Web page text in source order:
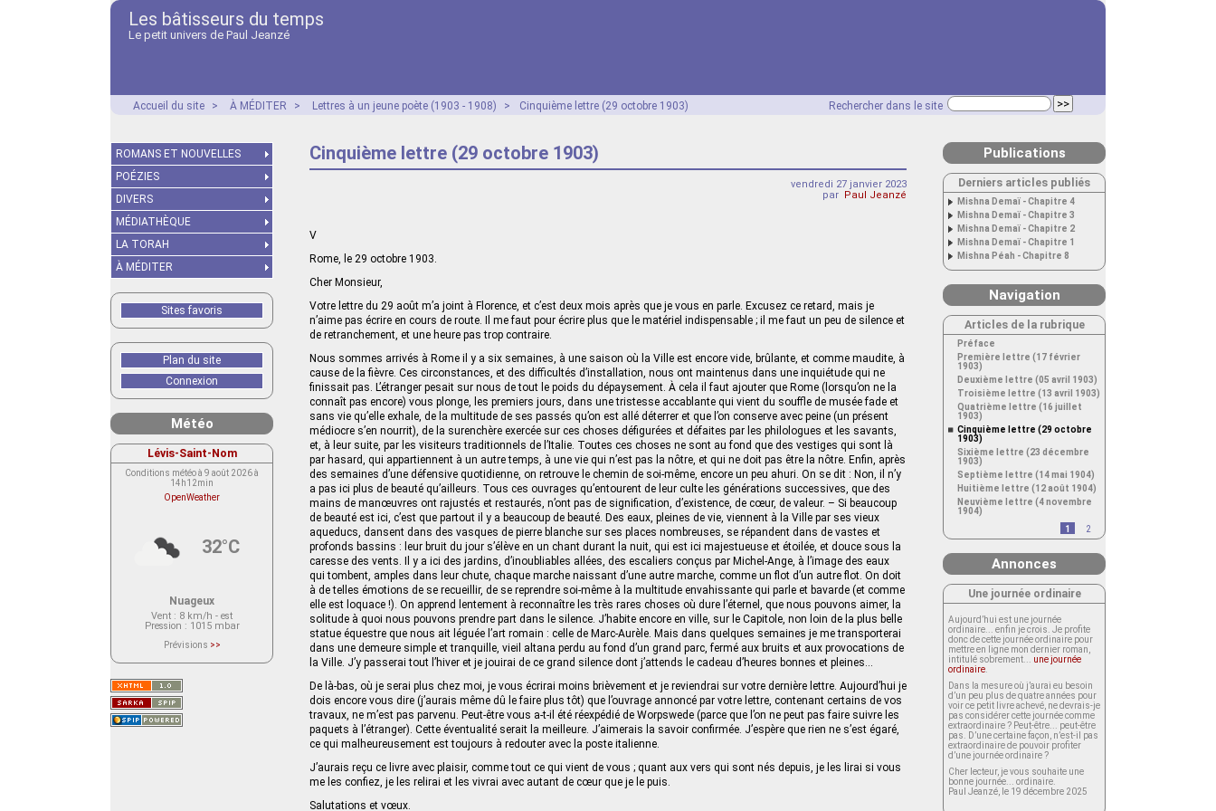
Les bâtisseurs du temps
Le petit univers de Paul Jeanzé
Rechercher dans le site
Accueil du site > À MÉDITER > Lettres à un jeune poète (1903 - 1908) > Cinquième lettre (29 octobre 1903)
Cinquième lettre (29 octobre 1903)
vendredi 27 janvier 2023
par Paul Jeanzé
V
Rome, le 29 octobre 1903.
Cher Monsieur,
Votre lettre du 29 août m’a joint à Florence, et c’est deux mois après que je vous en parle. Excusez ce retard, mais je
n’aime pas écrire en cours de route. Il me faut pour écrire plus que le matériel indispensable ; il me faut un peu de silence et
de retranchement, et une heure pas trop contraire.
Nous sommes arrivés à Rome il y a six semaines, à une saison où la Ville est encore vide, brûlante, et comme maudite, à
cause de la fièvre. Ces circonstances, et des difficultés d’installation, nous ont maintenus dans une inquiétude qui ne
finissait pas. L’étranger pesait sur nous de tout le poids du dépaysement. À cela il faut ajouter que Rome (lorsqu’on ne la
connaît pas encore) vous plonge, les premiers jours, dans une tristesse accablante qui vient du souffle de musée fade et
sans vie qu’elle exhale, de la multitude de ses passés qu’on est allé déterrer et que l’on conserve avec peine (un présent
médiocre s’en nourrit), de la surenchère exercée sur ces choses défigurées et défaites par les philologues et les savants,
et, à leur suite, par les visiteurs traditionnels de l’Italie. Toutes ces choses ne sont au fond que des vestiges qui sont là
par hasard, qui appartiennent à un autre temps, à une vie qui n’est pas la nôtre, et qui ne doit pas être la nôtre. Enfin, après
des semaines d’une défensive quotidienne, on retrouve le chemin de soi-même, encore un peu ahuri. On se dit : Non, il n’y
a pas ici plus de beauté qu’ailleurs. Tous ces ouvrages qu’entourent de leur culte les générations successives, que des
mains de manœuvres ont rajustés et restaurés, n’ont pas de signification, d’existence, de cœur, de valeur. – Si beaucoup
de beauté est ici, c’est que partout il y a beaucoup de beauté. Des eaux, pleines de vie, viennent à la Ville par ses vieux
aqueducs, dansent dans des vasques de pierre blanche sur ses places nombreuses, se répandent dans de vastes et
profonds bassins : leur bruit du jour s’élève en un chant durant la nuit, qui est ici majestueuse et étoilée, et douce sous la
caresse des vents. Il y a ici des jardins, d’inoubliables allées, des escaliers conçus par Michel-Ange, à l’image des eaux
qui tombent, amples dans leur chute, chaque marche naissant d’une autre marche, comme un flot d’un autre flot. On doit
à de telles émotions de se recueillir, de se reprendre soi-même à la multitude envahissante qui parle et bavarde (et comme
elle est loquace !). On apprend lentement à reconnaître les très rares choses où dure l’éternel, que nous pouvons aimer, la
solitude à quoi nous pouvons prendre part dans le silence. J’habite encore en ville, sur le Capitole, non loin de la plus belle
statue équestre que nous ait léguée l’art romain : celle de Marc-Aurèle. Mais dans quelques semaines je me transporterai
dans une demeure simple et tranquille, vieil altana perdu au fond d’un grand parc, fermé aux bruits et aux provocations de
la Ville. J’y passerai tout l’hiver et je jouirai de ce grand silence dont j’attends le cadeau d’heures bonnes et pleines…
De là-bas, où je serai plus chez moi, je vous écrirai moins brièvement et je reviendrai sur votre dernière lettre. Aujourd’hui je
dois encore vous dire (j’aurais même dû le faire plus tôt) que l’ouvrage annoncé par votre lettre, contenant certains de vos
travaux, ne m’est pas parvenu. Peut-être vous a-t-il été réexpédié de Worpswede (parce que l’on ne peut pas faire suivre les
paquets à l’étranger). Cette éventualité serait la meilleure. J’aimerais la savoir confirmée. J’espère que rien ne s’est égaré,
ce qui malheureusement est toujours à redouter avec la poste italienne.
J’aurais reçu ce livre avec plaisir, comme tout ce qui vient de vous ; quant aux vers qui sont nés depuis, je les lirai si vous
me les confiez, je les relirai et les vivrai avec autant de cœur que je le puis.
Salutations et vœux.
ROMANS ET NOUVELLES
POÉZIES
DIVERS
MÉDIATHÈQUE
LA TORAH
À MÉDITER
Sites favoris
Plan du site
Connexion
Météo
Lévis-Saint-Nom
Conditions météo à 9 août 2026 à
14h12min
OpenWeather
32°C
Nuageux
Vent : 8 km/h - est
Pression : 1015 mbar
Prévisions >>
actuellement aucune prévision
Saint-Nom.
Veuillez consulter le message du
service ci-dessous.
(401 - Invalid API key. Please see
https://openweathermap.org/faq#error401
Publications
Derniers articles publiés
Mishna Demaï - Chapitre 4
Mishna Demaï - Chapitre 3
Mishna Demaï - Chapitre 2
Mishna Demaï - Chapitre 1
Mishna Péah - Chapitre 8
Navigation
Articles de la rubrique
Préface
Première lettre (17 février
1903)
Deuxième lettre (05 avril 1903)
Troisième lettre (13 avril 1903)
Quatrième lettre (16 juillet
1903)
Cinquième lettre (29 octobre
1903)
Sixième lettre (23 décembre
1903)
Septième lettre (14 mai 1904)
Huitième lettre (12 août 1904)
Neuvième lettre (4 novembre
1904)
1
2
Annonces
Une journée ordinaire
Aujourd’hui est une journée
ordinaire... enfin je crois. Je profite
donc de cette journée ordinaire pour
mettre en ligne mon dernier roman,
intitulé sobrement... une journée
ordinaire
Dans la mesure où j’aurai eu besoin
d’un peu plus de quatre années pour
voir ce petit livre achevé, ne devrais-je
pas considérer cette journée comme
extraordinaire ? Peut-être... peut-être
pas. D’une certaine façon, n’est-il pas
extraordinaire de pouvoir profiter
d’une journée ordinaire ?
Cher lecteur, je vous souhaite une
bonne journée... ordinaire.
Paul Jeanzé, le 19 décembre 2025